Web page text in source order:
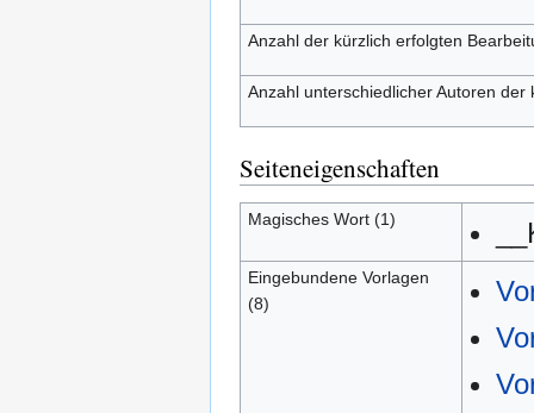
Anzahl der kürzlich erfolgten
Anzahl unterschiedlicher Autoren
Seiteneigenschaften
Magisches Wort (1)
Eingebundene Vorlagen
(8)